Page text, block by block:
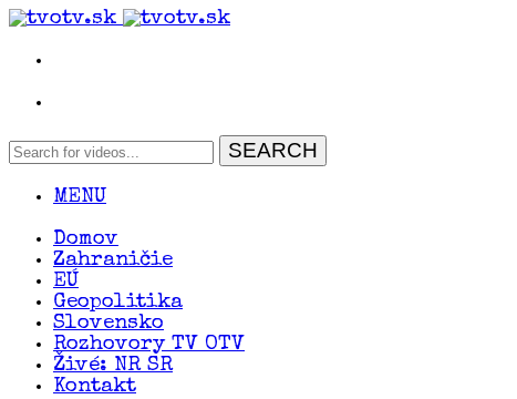
MENU
Domov
Zahraničie
EÚ
Geopolitika
Slovensko
Rozhovory TV OTV
Živé: NR SR
Kontakt